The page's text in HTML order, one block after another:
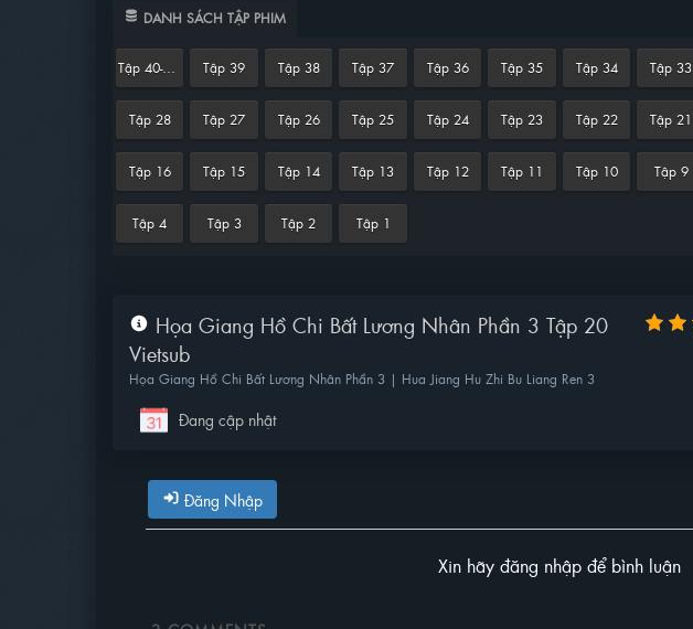
DANH SÁCH TẬP PHIM
Tập 40-END Tập 39 Tập 38 Tập 37 Tập 36 Tập 35 Tập 34 Tập 33
Tập 28 Tập 27 Tập 26 Tập 25 Tập 24 Tập 23 Tập 22 Tập 21
Tập 16 Tập 15 Tập 14 Tập 13 Tập 12 Tập 11 Tập 10 Tập 9
Tập 4 Tập 3 Tập 2 Tập 1
Họa Giang Hồ Chi Bất Lương Nhân Phần 3 Tập 20
Vietsub
Họa Giang Hồ Chi Bất Lương Nhân Phần 3 | Hua Jiang Hu Zhi Bu Liang Ren 3
Đang cập nhật
Đăng Nhập
Xin hãy đăng nhập để bình luận